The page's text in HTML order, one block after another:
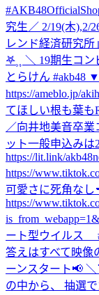
究生 ／ 2/19(木),2/
レンド経済研究
𖤐⸒⸒ ＼ 19期生コ
とらけん #akb48
https://ameblo.jp/
てほしい根も葉も
／向井地美音卒
ット一般申込みは
https://lit.link/
https://
可愛さに死角なし
https://
ート型ウイルス
答えはすべて映像
ーンスタート📢
の中から、 抽選